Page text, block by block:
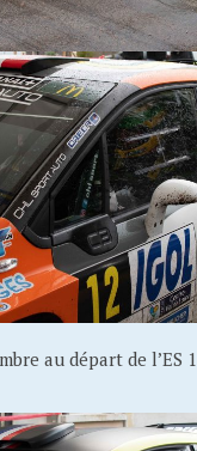
au départ de l’ES 1